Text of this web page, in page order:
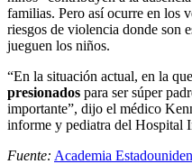
familias. Pero así ocurre en los
riesgos de violencia donde son
jueguen los niños.
“En la situación actual, en la
presionados para ser súper
importante”, dijo el médico
informe y pediatra del Hospital
Fuente: Academia